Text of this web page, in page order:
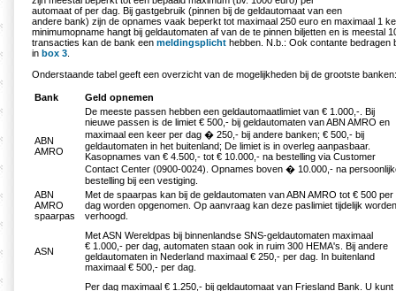
automaat of per dag. Bij gastgebruik (pinnen bij de geldautomaat van een
andere bank) zijn de opnames vaak beperkt tot maximaal 250 euro en maximaal 1
minimumopname hangt bij geldautomaten af van de te pinnen biljetten en is meestal
transacties kan de bank een meldingsplicht hebben. N.b.: Ook contante bedragen
in box 3
Onderstaande tabel geeft een overzicht van de mogelijkheden bij de grootste banken:
Bank Geld opnemen
ABN
AMRO
De meeste passen hebben een geldautomaatlimiet van € 1.000,-. Bij
nieuwe passen is de limiet € 500,- bij geldautomaten van ABN AMRO en
maximaal een keer per dag � 250,- bij andere banken; € 500,- bij
geldautomaten in het buitenland; De limiet is in overleg aanpasbaar.
Kasopnames van € 4.500,- tot € 10.000,- na bestelling via Customer
Contact Center (0900-0024). Opnames boven � 10.000,- na
bestelling bij een vestiging.
ABN
AMRO
spaarpas
Met de spaarpas kan bij de geldautomaten van ABN AMRO tot € 500 per
dag worden opgenomen. Op aanvraag kan deze paslimiet tijdelijk worden
verhoogd.
ASN
Met ASN Wereldpas bij binnenlandse SNS-geldautomaten maximaal
€ 1.000,- per dag, automaten staan ook in ruim 300 HEMA's. Bij andere
geldautomaten in Nederland maximaal € 250,- per dag. In buitenland
maximaal € 500,- per dag.
Per dag maximaal € 1.250,- bij geldautomaat van Friesland Bank. U kunt